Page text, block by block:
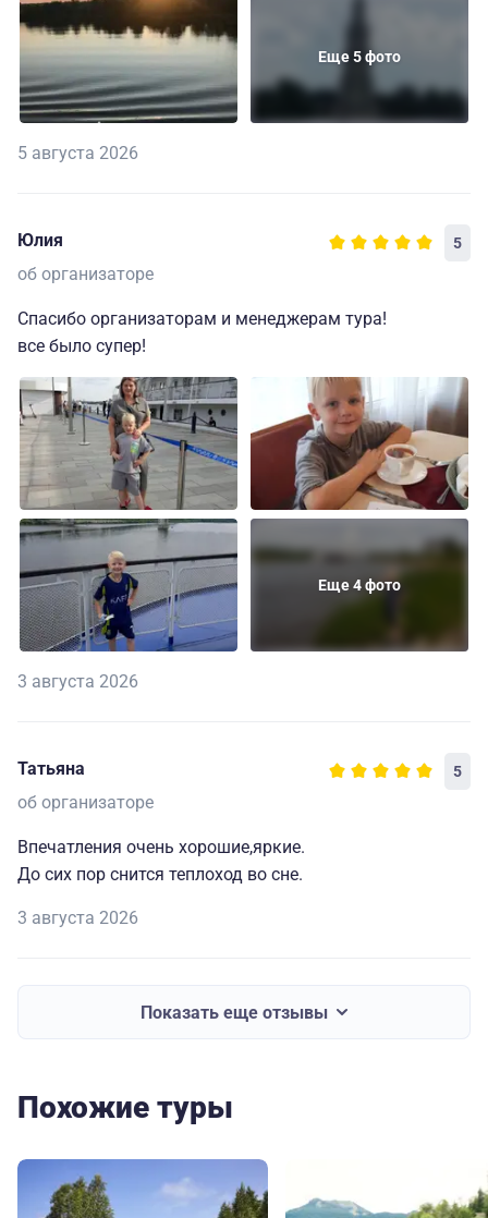
Еще 5 фото
5 августа 2026
Юлия 5
об организаторе
Спасибо организаторам и менеджерам тура!
все было супер!
Еще 4 фото
3 августа 2026
Татьяна 5
об организаторе
Впечатления очень хорошие,яркие.
До сих пор снится теплоход во сне.
3 августа 2026
Показать еще отзывы
Похожие туры